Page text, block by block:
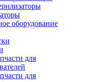
оборудование
для
для